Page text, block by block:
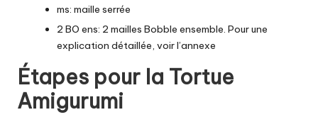
ms: maille serrée
2 BO ens: 2 mailles Bobble ensemble. Pour une
explication détaillée, voir l’annexe
Étapes pour la Tortue
Amigurumi